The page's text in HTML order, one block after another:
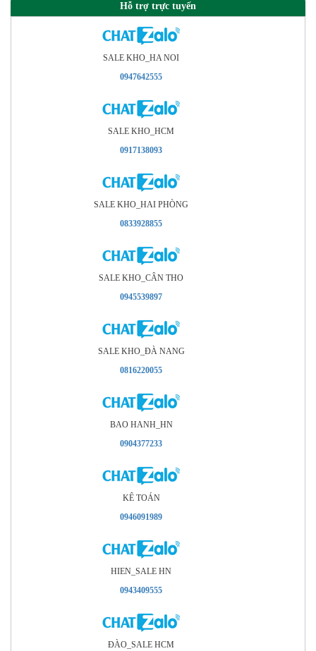
Hỗ trợ trực tuyến
SALE KHO_HA NOI
0947642555
SALE KHO_HCM
0917138093
SALE KHO_HAI PHÒNG
0833928855
SALE KHO_CÂN THO
0945539897
SALE KHO_ÐÀ NANG
0816220055
BAO HANH_HN
0904377233
KÊ TOÁN
0946091989
HIEN_SALE HN
0943409555
ÐÀO_SALE HCM